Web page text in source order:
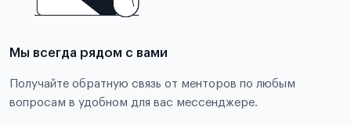
Мы всегда рядом с вами
Получайте обратную связь от менторов по любым
вопросам в удобном для вас мессенджере.